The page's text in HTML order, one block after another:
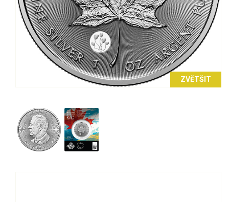
ZVĚTŠIT